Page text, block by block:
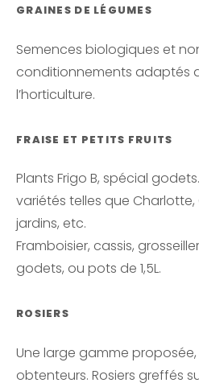
GRAINES DE LÉGUMES
Semences biologiques et
conditionnements adaptés
l’horticulture.
FRAISE ET PETITS FRUITS
Plants Frigo B, spécial
variétés telles que Charlotte,
jardins, etc.
Framboisier, cassis,
godets, ou pots de 1,5L.
ROSIERS
Une large gamme
obtenteurs. Rosiers greffés